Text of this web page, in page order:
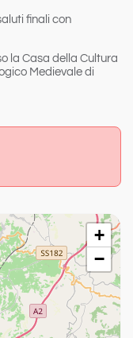
finali con
la Casa della Cultura
Medievale di
+
−